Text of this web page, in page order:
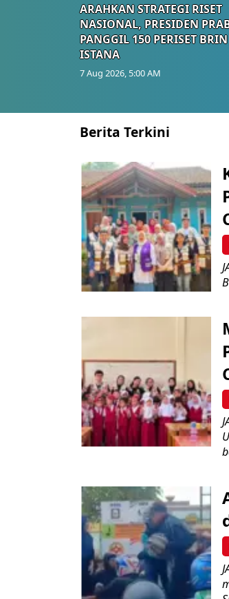
ARAHKAN STRATEGI RISET
NASIONAL, PRESIDEN
PANGGIL 150 PERISET
ISTANA
7 Aug 2026, 5:00 AM
Berita Terkini